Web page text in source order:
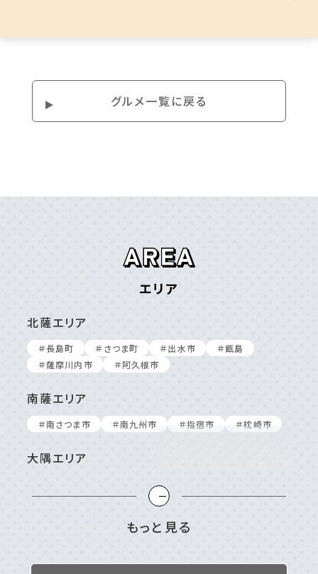
グルメ⼀覧に戻る
エリア
もっと見る
北薩エリア
＃⻑島町 ＃さつま町 ＃出⽔市
＃甑島
＃薩摩川内市
＃阿久根市
南薩エリア
＃南さつま市 ＃南九州市 ＃指宿市 ＃枕崎市
大隅エリア
＃⿅屋市
＃垂⽔市
＃志布志市 ＃曽於市
＃肝付町